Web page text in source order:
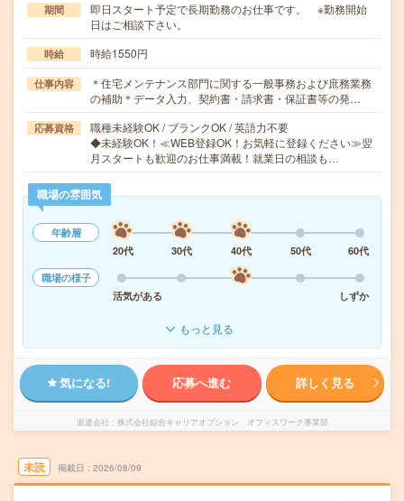
期間
即日スタート予定で長期勤務のお仕事です。 ※勤務開始
日はご相談下さい。
時給 時給1550円
仕事内容
＊住宅メンテナンス部門に関する一般事務および庶務業務
の補助＊データ入力、契約書・請求書・保証書等の発…
応募資格
職種未経験OK / ブランクOK / 英語力不要
◆未経験OK！≪WEB登録OK！お気軽に登録ください≫翌
月スタートも歓迎のお仕事満載！就業日の相談も…
職場の雰囲気
年齢層
20代
30代 40代 50代
60代
職場の様子
活気がある
しずか
もっと見る
気になる! 応募へ進む 詳しく見る
派遣会社 株式会社綜合キャリアオプション オフィスワーク事業部
未読 掲載日 2026/08/09